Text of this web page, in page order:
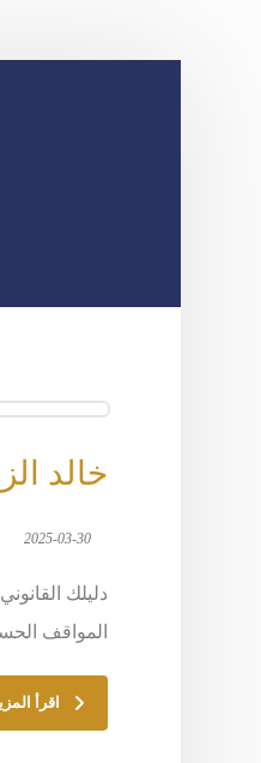
خالد
2025-03-30
دليلك
المواقف
اقرأ